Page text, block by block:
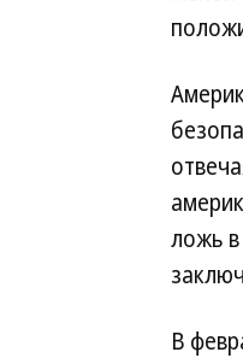
ложь
В